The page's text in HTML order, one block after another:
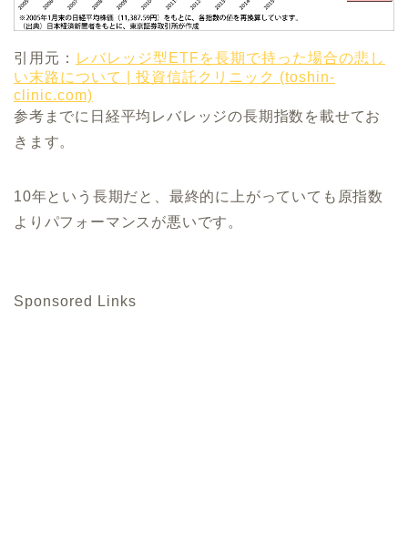
引用元： レバレッジ型ETFを長期で持った場合の悲し
い末路について | 投資信託クリニック (toshin-
clinic.com)
参考までに日経平均レバレッジの長期指数を載せてお
きます。
10年という長期だと、最終的に上がっていても原指数
よりパフォーマンスが悪いです。
Sponsored Links